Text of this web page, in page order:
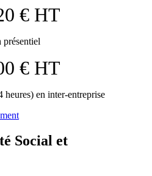
€ HT
présentiel
€ HT
heures) en inter-entreprise
Social et